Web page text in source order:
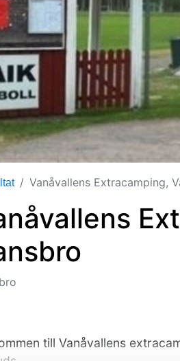
Vanåvallens Extracamping,
till Vanåvallens